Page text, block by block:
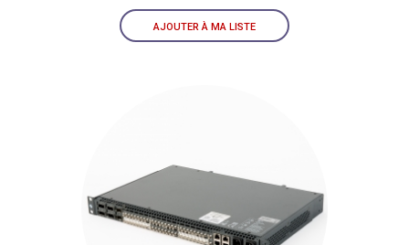
AJOUTER À MA LISTE